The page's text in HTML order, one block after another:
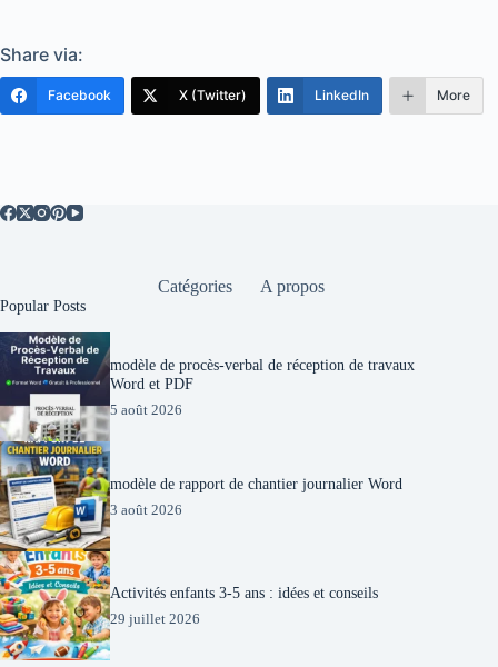
Share via:
Facebook X (Twitter) LinkedIn More
Catégories A propos
Popular Posts
modèle de procès-verbal de réception de travaux
Word et PDF
5 août 2026
modèle de rapport de chantier journalier Word
3 août 2026
Activités enfants 3-5 ans : idées et conseils
29 juillet 2026